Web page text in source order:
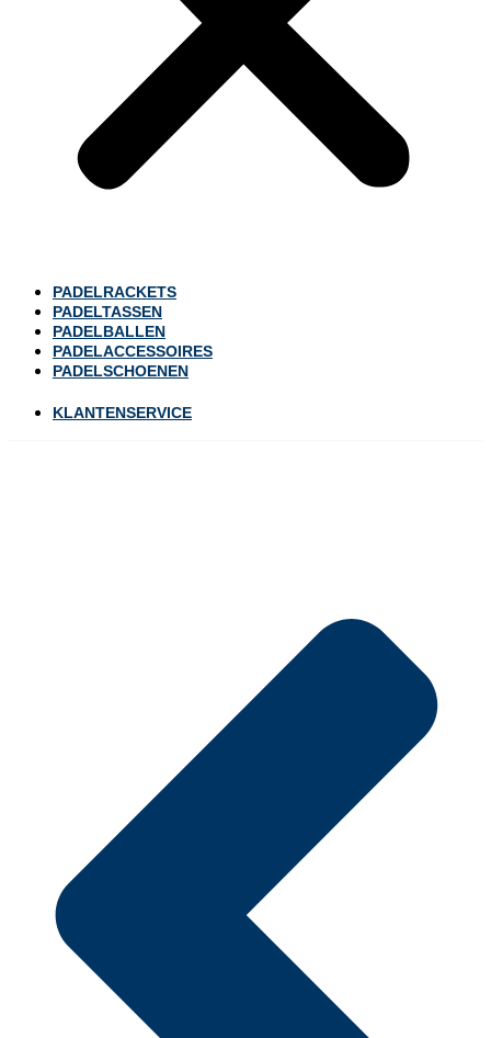
PADELRACKETS
PADELTASSEN
PADELBALLEN
PADELACCESSOIRES
PADELSCHOENEN
KLANTENSERVICE